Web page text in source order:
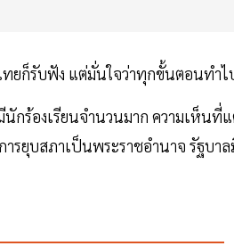
ยก็รับฟัง แต่มั่นใจว่าทุกขั้นตอนทำไ
นักร้องเรียนจำนวนมาก ความเห็นที่
รยุบสภาเป็นพระราชอำนาจ รัฐบา